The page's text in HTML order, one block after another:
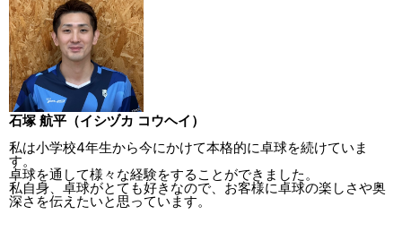
石塚 航平（イシヅカ コウヘイ）
私は小学校4年生から今にかけて本格的に卓球を続けていま
す。
卓球を通して様々な経験をすることができました。
私自身、卓球がとても好きなので、お客様に卓球の楽しさや奥
深さを伝えたいと思っています。